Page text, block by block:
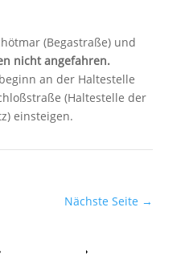
(Begastraße) und
nicht angefahren.
an der Haltestelle
(Haltestelle der
einsteigen.
Nächste Seite →
Whatsapp Twitter